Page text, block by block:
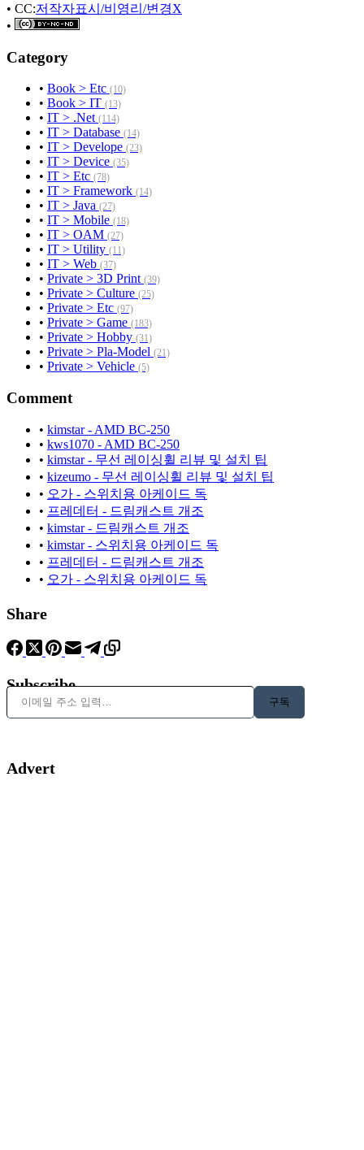
• CC:저작자표시/비영리/변경X
•
Category
• Book > Etc (10)
• Book > IT (13)
• IT > .Net (114)
• IT > Database (14)
• IT > Develope (23)
• IT > Device (35)
• IT > Etc (78)
• IT > Framework (14)
• IT > Java (27)
• IT > Mobile (18)
• IT > OAM (27)
• IT > Utility (11)
• IT > Web (37)
• Private > 3D Print (39)
• Private > Culture (25)
• Private > Etc (97)
• Private > Game (183)
• Private > Hobby (31)
• Private > Pla-Model (21)
• Private > Vehicle (5)
Comment
• kimstar - AMD BC-250
• kws1070 - AMD BC-250
• kimstar - 무선 레이싱휠 리뷰 및 설치 팁
• kizeumo - 무선 레이싱휠 리뷰 및 설치 팁
• 오가 - 스위치용 아케이드 독
• 프레데터 - 드림캐스트 개조
• kimstar - 드림캐스트 개조
• kimstar - 스위치용 아케이드 독
• 프레데터 - 드림캐스트 개조
• 오가 - 스위치용 아케이드 독
Share
Subscribe
이메일 주소 입력…
구독
Advert